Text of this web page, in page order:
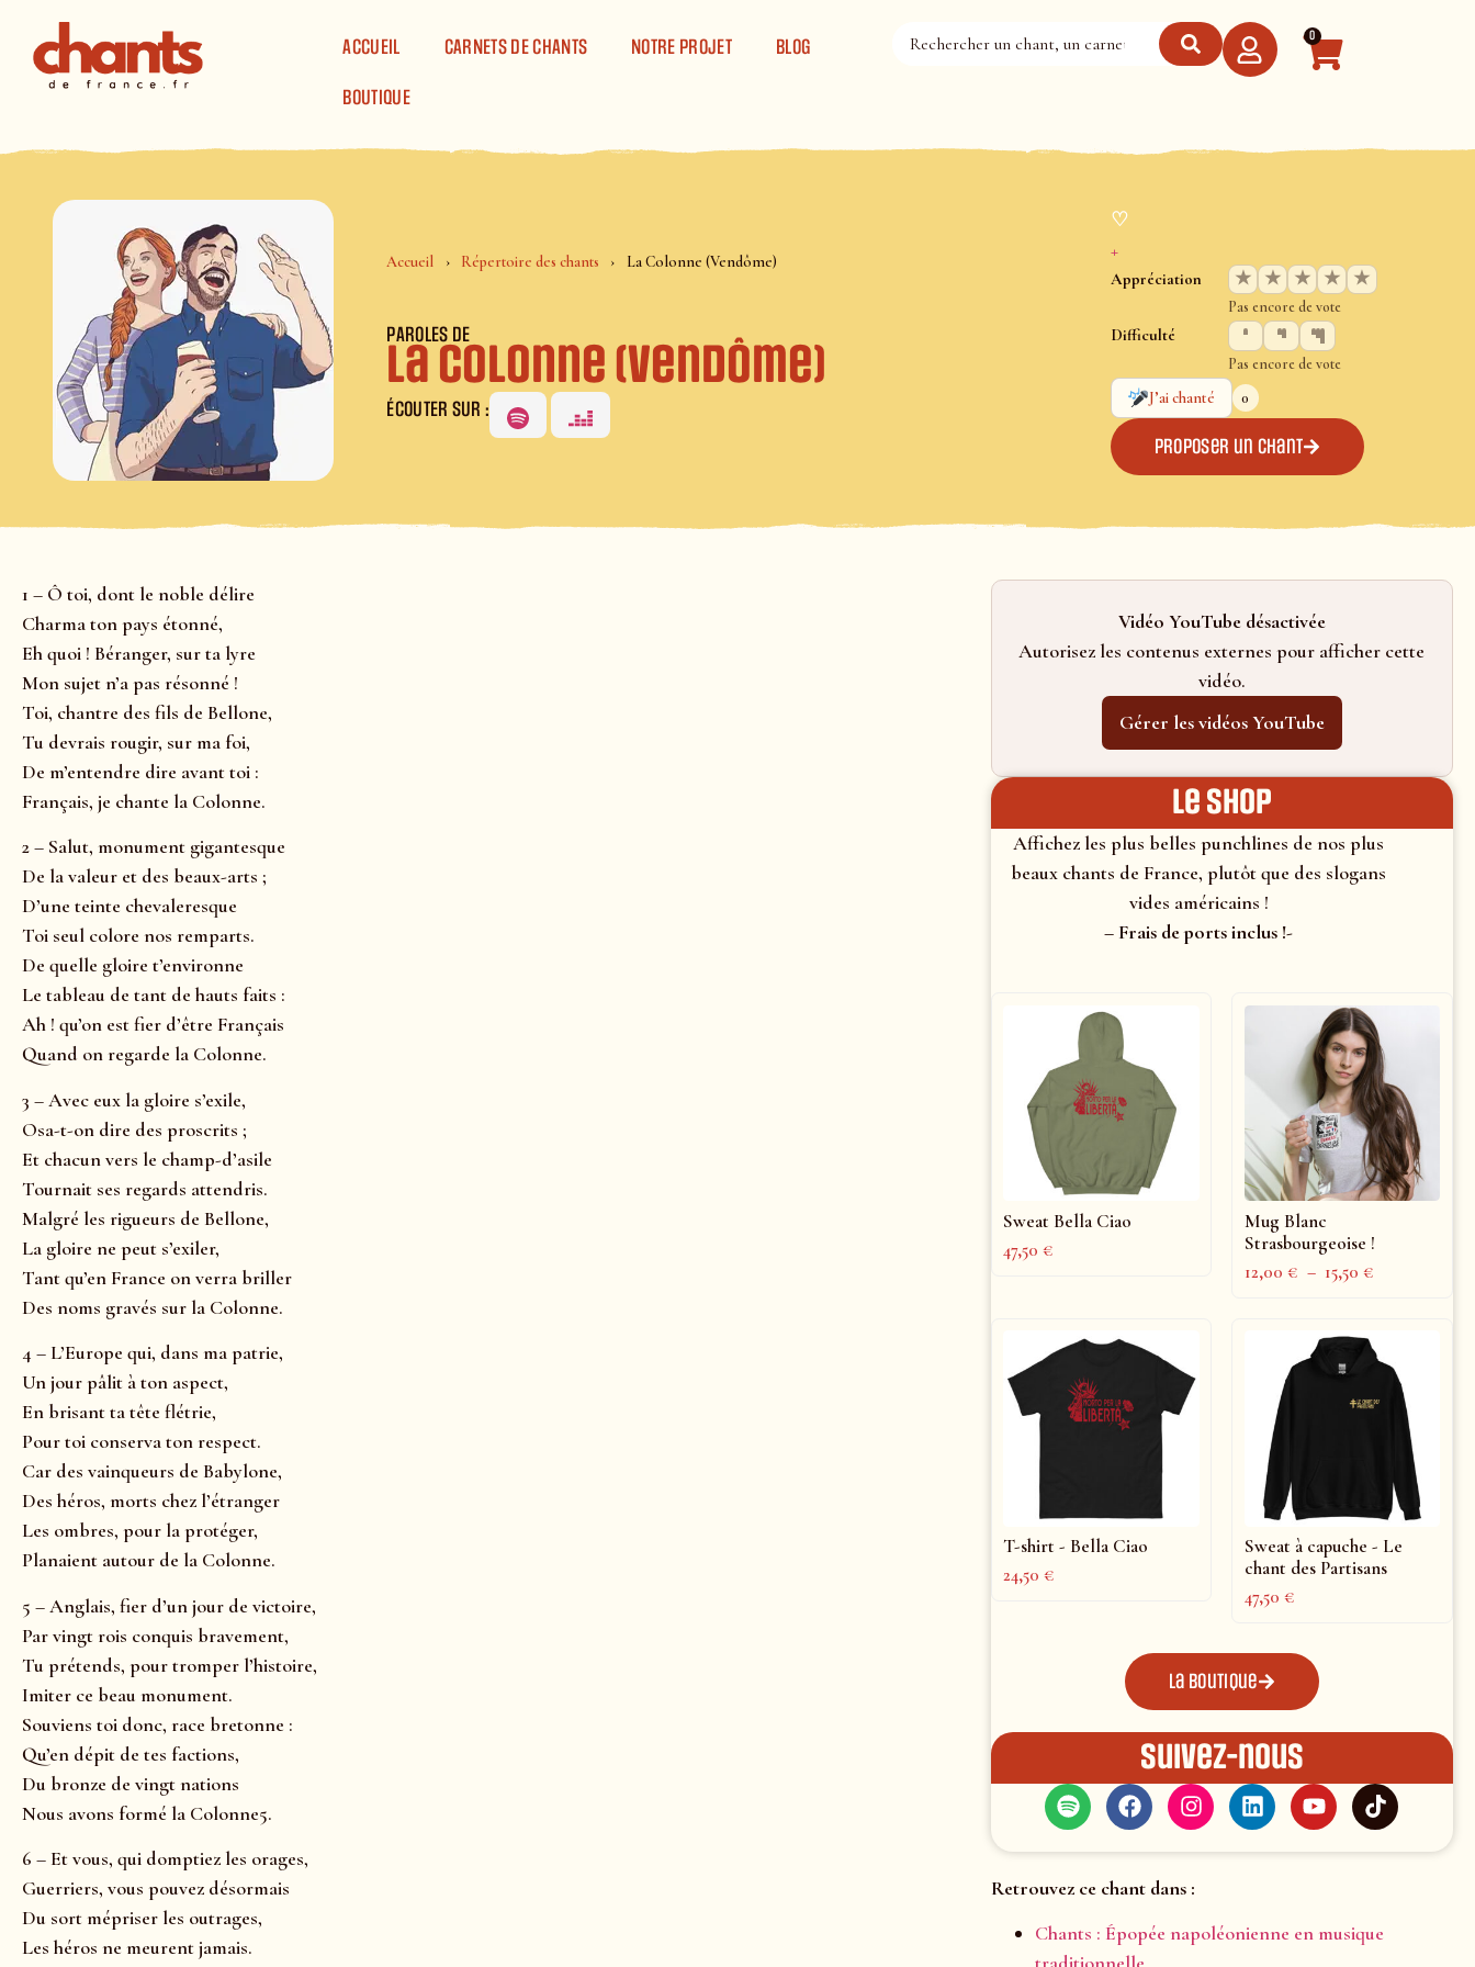
ACCUEIL
CARNETS DE CHANTS NOTRE PROJET BLOG
BOUTIQUE
0
Accueil Répertoire des chants La Colonne (Vendôme)
PAROLES DE
La Colonne (Vendôme)
ÉCOUTER SUR :
♡
+
Appréciation ★ ★ ★ ★ ★
Pas encore de vote
Difficulté
Pas encore de vote
J’ai chanté
0
Proposer un chant
1 – Ô toi, dont le noble délire
Charma ton pays étonné,
Eh quoi ! Béranger, sur ta lyre
Mon sujet n’a pas résonné !
Toi, chantre des fils de Bellone,
Tu devrais rougir, sur ma foi,
De m’entendre dire avant toi :
Français, je chante la Colonne.
2 – Salut, monument gigantesque
De la valeur et des beaux-arts ;
D’une teinte chevaleresque
Toi seul colore nos remparts.
De quelle gloire t’environne
Le tableau de tant de hauts faits :
Ah ! qu’on est fier d’être Français
Quand on regarde la Colonne.
3 – Avec eux la gloire s’exile,
Osa-t-on dire des proscrits ;
Et chacun vers le champ-d’asile
Tournait ses regards attendris.
Malgré les rigueurs de Bellone,
La gloire ne peut s’exiler,
Tant qu’en France on verra briller
Des noms gravés sur la Colonne.
4 – L’Europe qui, dans ma patrie,
Un jour pâlit à ton aspect,
En brisant ta tête flétrie,
Pour toi conserva ton respect.
Car des vainqueurs de Babylone,
Des héros, morts chez l’étranger
Les ombres, pour la protéger,
Planaient autour de la Colonne.
5 – Anglais, fier d’un jour de victoire,
Par vingt rois conquis bravement,
Tu prétends, pour tromper l’histoire,
Imiter ce beau monument.
Souviens toi donc, race bretonne :
Qu’en dépit de tes factions,
Du bronze de vingt nations
Nous avons formé la Colonne5.
6 – Et vous, qui domptiez les orages,
Guerriers, vous pouvez désormais
Du sort mépriser les outrages,
Les héros ne meurent jamais.
Vidéo YouTube désactivée
Autorisez les contenus externes pour afficher cette
vidéo.
Gérer les vidéos YouTube
le shop
Affichez les plus belles punchlines de nos plus
beaux chants de France, plutôt que des slogans
vides américains !
– Frais de ports inclus !-
Sweat Bella Ciao
47,50€
Mug Blanc
Strasbourgeoise !
12,00€ – 15,50€
T-shirt - Bella Ciao
24,50€
Sweat à capuche - Le
chant des Partisans
47,50€
La boutique
Suivez-nous
Retrouvez ce chant dans :
Chants : Épopée napoléonienne en musique